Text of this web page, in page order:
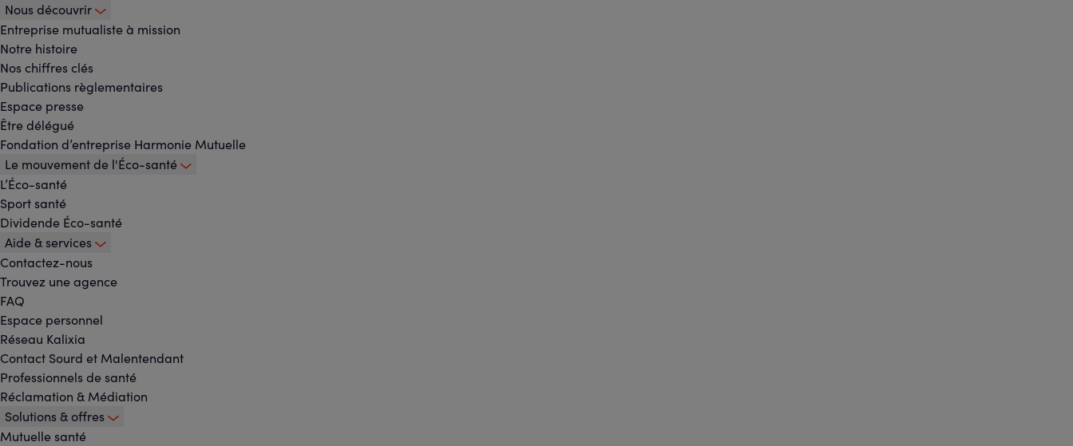
Footer
-
Menu
principal
Nous découvrir
Entreprise mutualiste à mission
Notre histoire
Nos chiffres clés
Publications règlementaires
Espace presse
Être délégué
Fondation d’entreprise Harmonie Mutuelle
Le mouvement de l'Éco-santé
L’Éco-santé
Sport santé
Dividende Éco-santé
Aide & services
Contactez-nous
Trouvez une agence
FAQ
Espace personnel
Réseau Kalixia
Contact Sourd et Malentendant
Professionnels de santé
Réclamation & Médiation
Solutions & offres
Mutuelle santé